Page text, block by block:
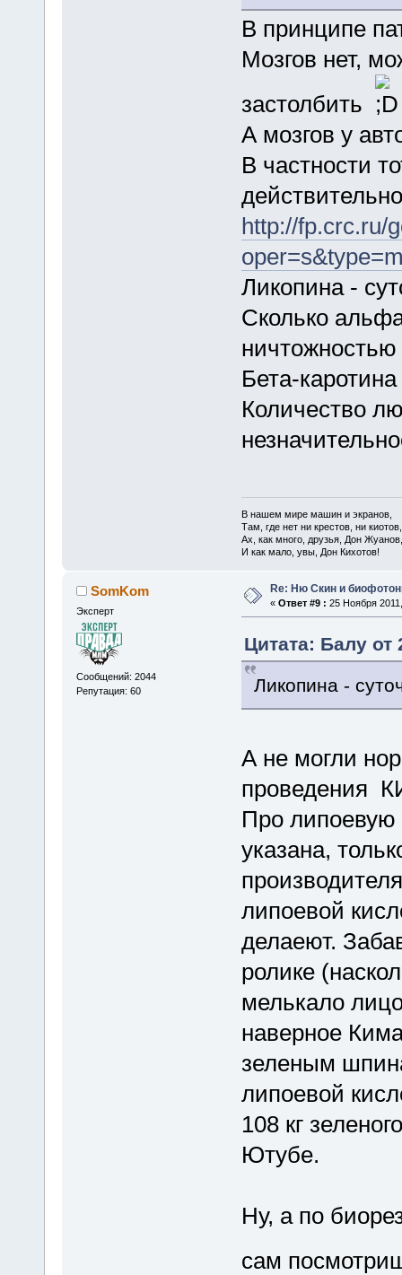
В принципе
Мозгов нет,
застолбить
А мозгов у
В частности
http://fp.crc.ru/
Ликопина -
Сколько
ничтожностью
Бета-
Количество
В нашем мире машин и экранов,
Там, где нет ни крестов, ни киотов,
Ах, как много, друзья, Дон Жуанов,
И как мало, увы, Дон Кихотов!
SomKom
Эксперт
Сообщений: 2044
Репутация: 60
Re: Ню Скин и
« Ответ #9 : 25 Ноября
Цитата: Балу от
Ликопина -
А не могли
проведения
Про липоевую
указана,
липоевой
делаеют.
ролике
мелькало
наверное
зеленым
липоевой
108 кг
Ютубе.
Ну, а по
сам